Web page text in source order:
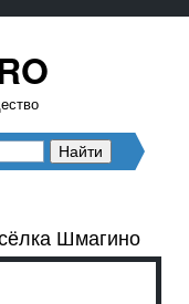
Шмагино